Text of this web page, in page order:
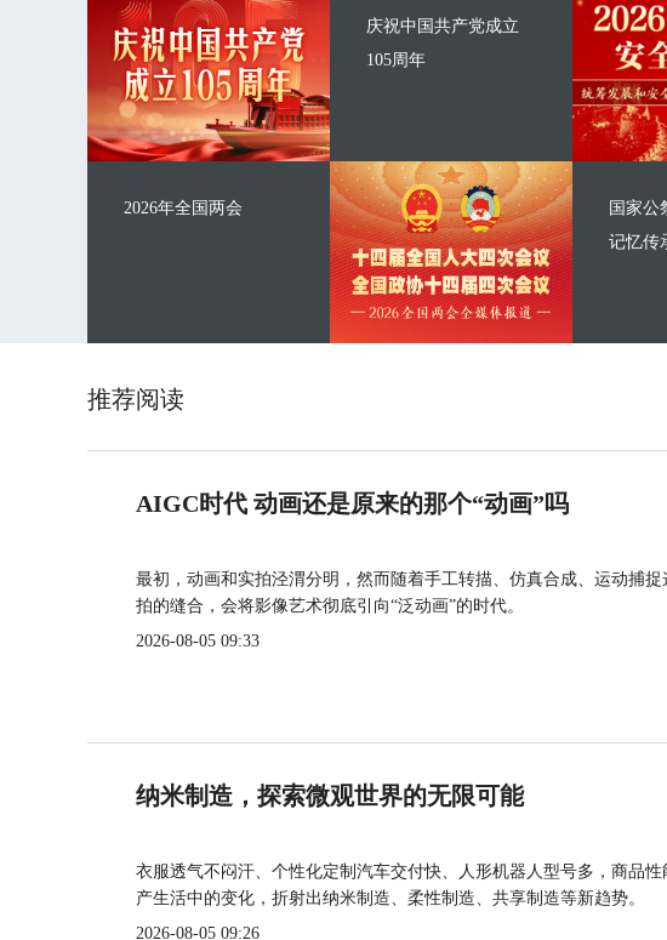
庆祝中国共产党成立
105周年
2026年全国两会
国家公
记忆传
推荐阅读
AIGC时代 动画还是原来的那个“动画”吗
最初，动画和实拍泾渭分明，然而随着手工转描、仿真合成、运动捕
拍的缝合，会将影像艺术彻底引向“泛动画”的时代。
2026-08-05 09:33
纳米制造，探索微观世界的无限可能
衣服透气不闷汗、个性化定制汽车交付快、人形机器人型号多，商品
产生活中的变化，折射出纳米制造、柔性制造、共享制造等新趋势。
2026-08-05 09:26